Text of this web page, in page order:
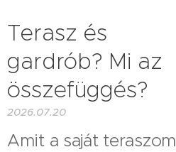
Terasz és
gardrób? Mi az
összefüggés?
2026.07.20
Amit a saját teraszom